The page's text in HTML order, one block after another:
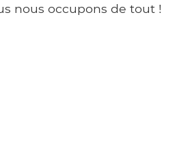
nous occupons de tout !